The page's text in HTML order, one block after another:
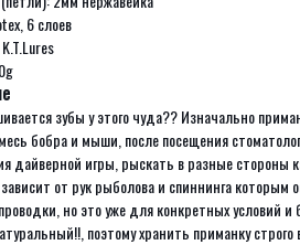
6 слоев
зубы у этого чуда?? Изначально
бобра и мыши, после посещения
дайверной игры, рыскать в разные стороны
от рук рыболова и спиннинга
но это уже для конкретных условий
поэтому хранить приманку